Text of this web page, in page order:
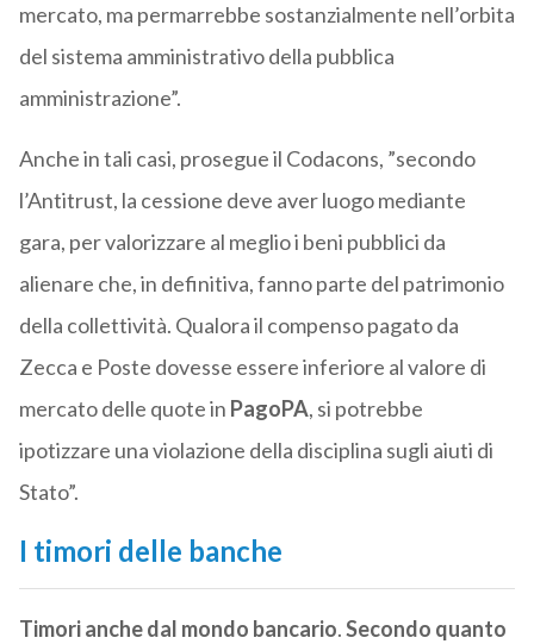
mercato, ma permarrebbe sostanzialmente nell’orbita
del sistema amministrativo della pubblica
amministrazione”.
Anche in tali casi, prosegue il Codacons, ”secondo
l’Antitrust, la cessione deve aver luogo mediante
gara, per valorizzare al meglio i beni pubblici da
alienare che, in definitiva, fanno parte del patrimonio
della collettività. Qualora il compenso pagato da
Zecca e Poste dovesse essere inferiore al valore di
mercato delle quote in PagoPA, si potrebbe
ipotizzare una violazione della disciplina sugli aiuti di
Stato”.
I timori delle banche
Timori anche dal mondo bancario.Secondo quanto